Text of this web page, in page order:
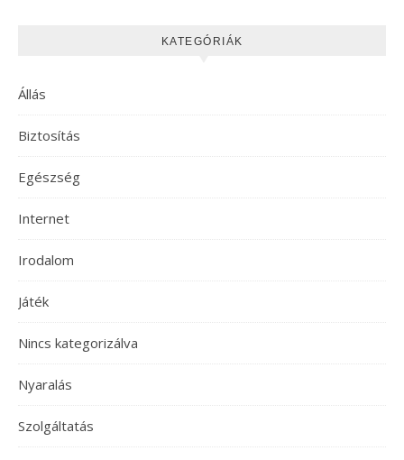
KATEGÓRIÁK
Állás
Biztosítás
Egészség
Internet
Irodalom
Játék
Nincs kategorizálva
Nyaralás
Szolgáltatás